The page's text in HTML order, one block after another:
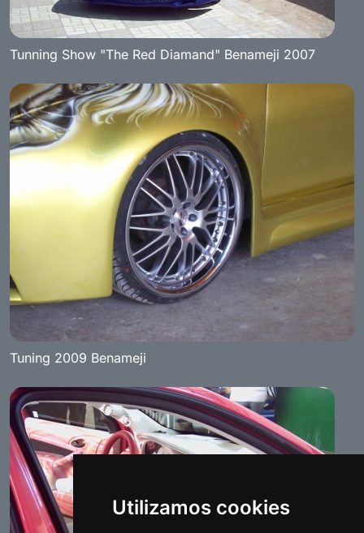
Utilizamos cookies
Tunning Show "The Red Diamand" Benameji 2007
Tuning 2009 Benameji